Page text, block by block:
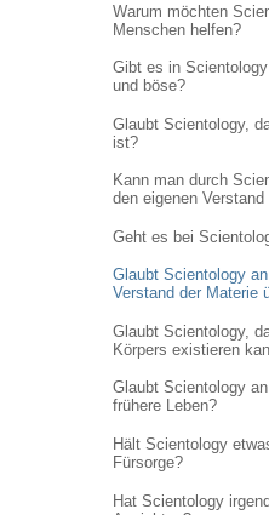
Warum möchten
Menschen helfen?
Gibt es in
und böse?
Glaubt Scientology,
ist?
Kann man durch
den eigenen Verstand
Geht es bei
Glaubt Scientology
Verstand der Materie
Glaubt Scientology,
Körpers existieren
Glaubt Scientology
frühere Leben?
Hält Scientology
Fürsorge?
Hat Scientology